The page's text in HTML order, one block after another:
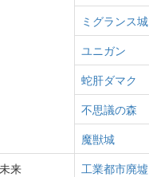
ミグランス城
ユニガン
蛇肝ダマク
不思議の森
魔獣城
未来
工業都市廃墟